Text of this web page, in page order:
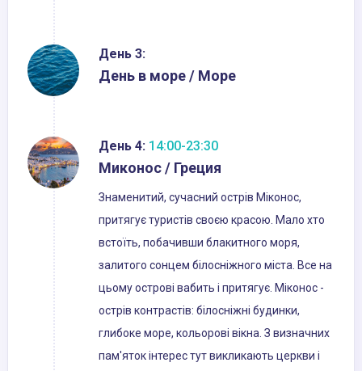
День 3:
День в море / Море
День 4: 14:00-23:30
Миконос / Греция
Знаменитий, сучасний острів Міконос,
притягує туристів своєю красою. Мало хто
встоїть, побачивши блакитного моря,
залитого сонцем білосніжного міста. Все на
цьому острові вабить і притягує. Міконос -
острів контрастів: білосніжні будинки,
глибоке море, кольорові вікна. З визначних
пам'яток інтерес тут викликають церкви і